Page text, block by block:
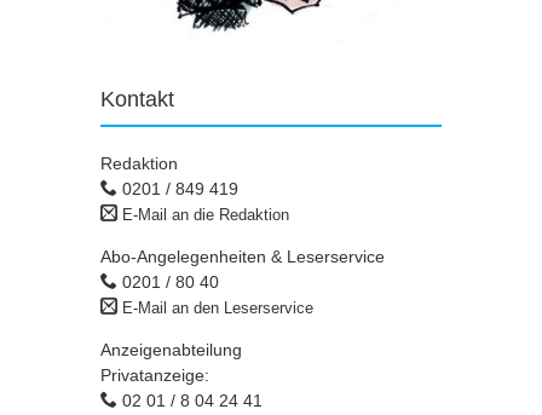
Kontakt
Redaktion
0201 / 849 419
E-Mail an die Redaktion
Abo-Angelegenheiten & Leserservice
0201 / 80 40
E-Mail an den Leserservice
Anzeigenabteilung
Privatanzeige:
02 01 / 8 04 24 41